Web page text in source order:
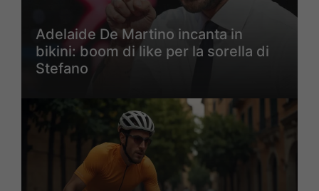
Adelaide De Martino incanta in
bikini: boom di like per la sorella di
Stefano